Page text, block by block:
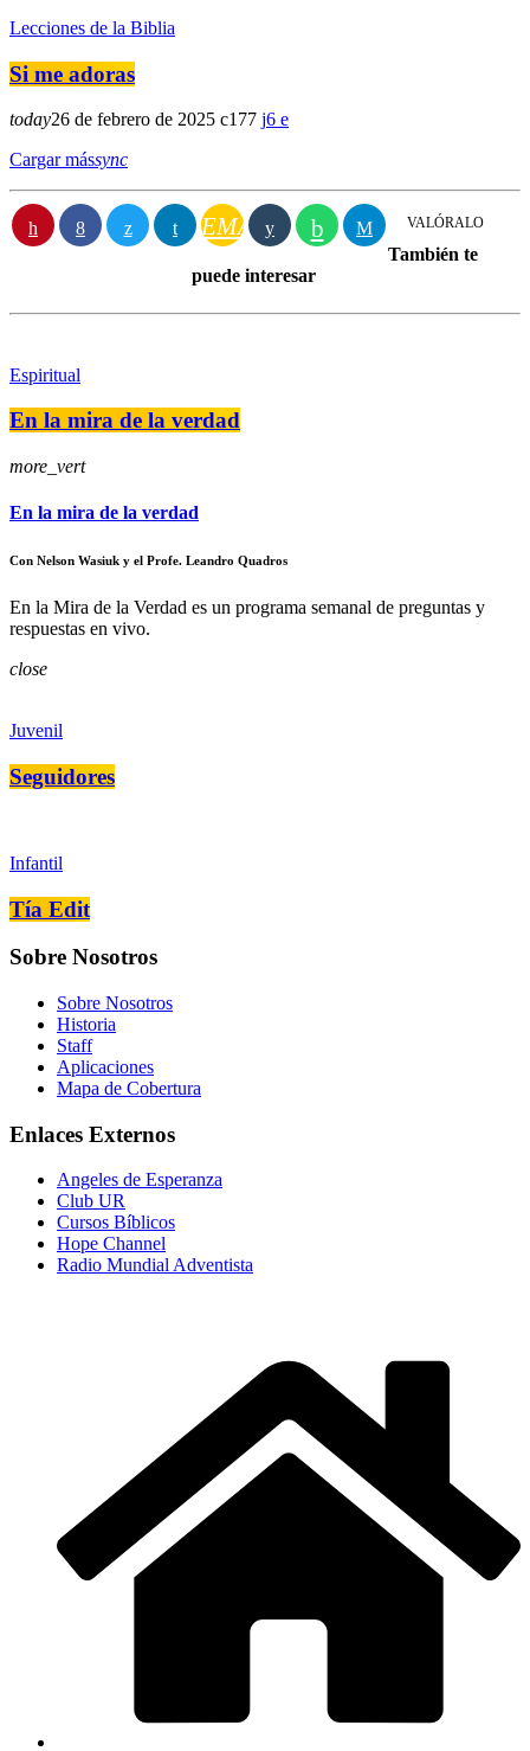
Lecciones de la Biblia
Si me adoras
today26 de febrero de 2025 177 6
Cargar mássync
EMAIL VALÓRALO
También te
puede interesar
Espiritual
En la mira de la verdad
more_vert
En la mira de la verdad
Con Nelson Wasiuk y el Profe. Leandro Quadros
En la Mira de la Verdad es un programa semanal de preguntas y
respuestas en vivo.
close
Juvenil
Seguidores
Infantil
Tía Edit
Sobre Nosotros
Sobre Nosotros
Historia
Staff
Aplicaciones
Mapa de Cobertura
Enlaces Externos
Angeles de Esperanza
Club UR
Cursos Bíblicos
Hope Channel
Radio Mundial Adventista